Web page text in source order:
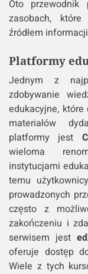
Oto przewodnik
zasobach,
źródłem
Platformy
Jednym z
zdobywanie
edukacyjne,
materiałów
platformy jest
wieloma
instytucjami
temu
prowadzonych
często z
zakończeniu i
serwisem jest
oferuje dostęp
Wiele z tych